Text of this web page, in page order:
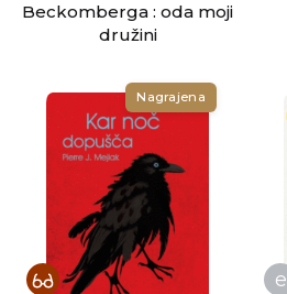
Beckomberga : oda moji
družini
Nagrajena
e